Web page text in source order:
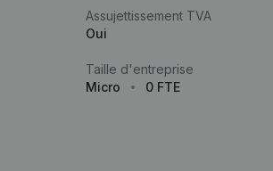
Assujettissement TVA
Oui
Taille d'entreprise
Micro
0 FTE